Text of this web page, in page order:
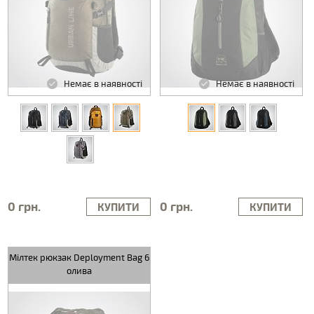
Немає в наявності
0 грн. КУПИТИ
Немає в наявності
0 грн. КУПИТИ
Мілтек рюкзак Deployment Bag 6
олива